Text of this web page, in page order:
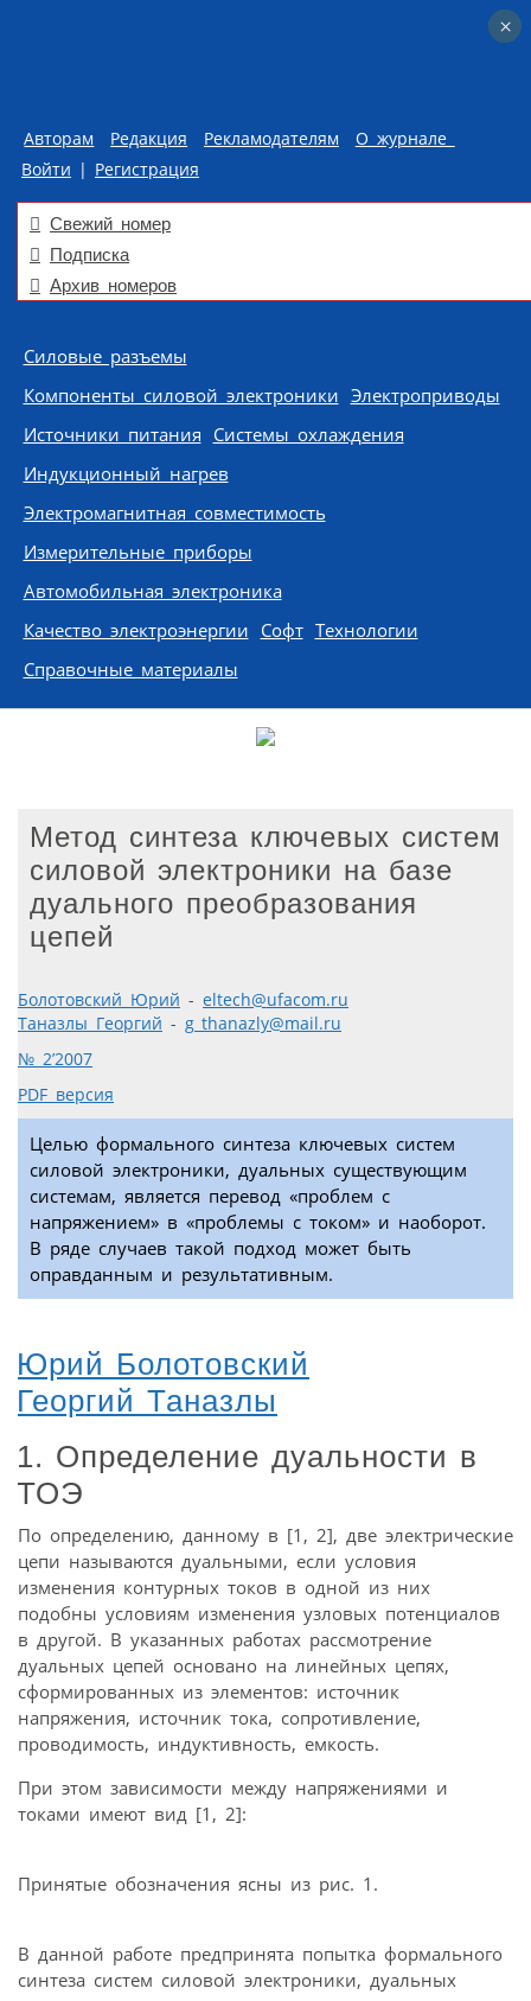
Авторам Редакция Рекламодателям
О журнале
Войти | Регистрация
Свежий номер
Подписка
Архив номеров
Skip to content
Силовые разъемы
Компоненты силовой электроники Электроприводы
Источники питания Системы охлаждения
Индукционный нагрев
Электромагнитная совместимость
Измерительные приборы
Автомобильная электроника
Качество электроэнергии Софт Технологии
Справочные материалы
Метод синтеза ключевых систем
силовой электроники на базе
дуального преобразования
цепей
Болотовский Юрий - eltech@ufacom.ru
Таназлы Георгий - g_thanazly@mail.ru
№ 2’2007
PDF версия
Целью формального синтеза ключевых систем
силовой электроники, дуальных существующим
системам, является перевод «проблем с
напряжением» в «проблемы с током» и наоборот.
В ряде случаев такой подход может быть
оправданным и результативным.
Юрий Болотовский
Георгий Таназлы
1. Определение дуальности в
ТОЭ
По определению, данному в [1, 2], две электрические
цепи называются дуальными, если условия
изменения контурных токов в одной из них
подобны условиям изменения узловых потенциалов
в другой. В указанных работах рассмотрение
дуальных цепей основано на линейных цепях,
сформированных из элементов: источник
напряжения, источник тока, сопротивление,
проводимость, индуктивность, емкость.
При этом зависимости между напряжениями и
токами имеют вид [1, 2]:
Принятые обозначения ясны из рис. 1.
В данной работе предпринята попытка формального
синтеза систем силовой электроники, дуальных
×
×